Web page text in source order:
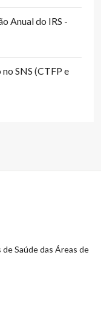
Anual do IRS -
SNS (CTFP e
Saúde das Áreas de